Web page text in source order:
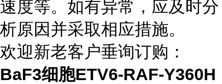
速度等。如有异常，应及时分
析原因并采取相应措施。
欢迎新老客户垂询订购：
BaF3细胞ETV6-RAF-Y360H